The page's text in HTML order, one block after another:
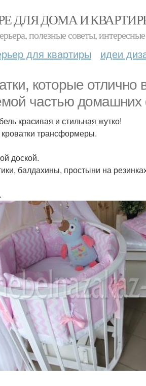
ДЛЯ ДОМА И
полезные советы, интересные
для квартиры идеи
которые отлично
частью домашних
красивая и стильная жутко!
трансформеры.
доской.
балдахины, простыни на